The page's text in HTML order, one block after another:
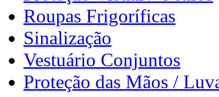
Roupas Frigoríficas
Sinalização
Vestuário Conjuntos
Proteção das Mãos /